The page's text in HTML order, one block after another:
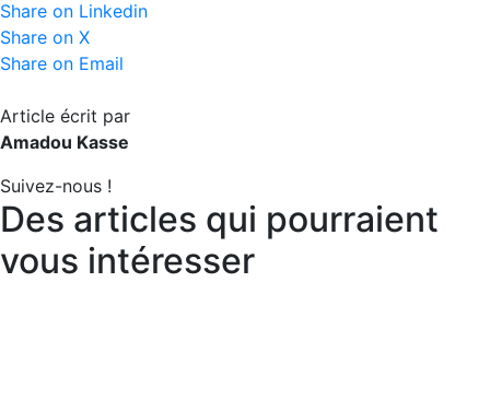
Share on Linkedin
Share on X
Share on Email
Article écrit par
Amadou Kasse
Suivez-nous !
Des articles qui pourraient
vous intéresser